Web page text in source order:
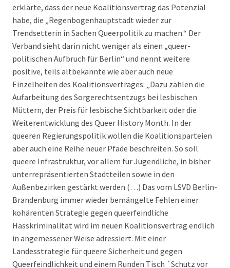
erklärte, dass der neue Koalitionsvertrag das Potenzial
habe, die „Regenbogenhauptstadt wieder zur
Trendsetterin in Sachen Queerpolitik zu machen.“ Der
Verband sieht darin nicht weniger als einen „queer-
politischen Aufbruch für Berlin“ und nennt weitere
positive, teils altbekannte wie aber auch neue
Einzelheiten des Koalitionsvertrages: „Dazu zählen die
Aufarbeitung des Sorgerechtsentzugs bei lesbischen
Müttern, der Preis für lesbische Sichtbarkeit oder die
Weiterentwicklung des Queer History Month. In der
queeren Regierungspolitik wollen die Koalitionsparteien
aber auch eine Reihe neuer Pfade beschreiten. So soll
queere Infrastruktur, vor allem für Jugendliche, in bisher
unterrepräsentierten Stadtteilen sowie in den
Außenbezirken gestärkt werden (…) Das vom LSVD Berlin-
Brandenburg immer wieder bemängelte Fehlen einer
kohärenten Strategie gegen queerfeindliche
Hasskriminalität wird im neuen Koalitionsvertrag endlich
in angemessener Weise adressiert. Mit einer
Landesstrategie für queere Sicherheit und gegen
Queerfeindlichkeit und einem Runden Tisch ´Schutz vor